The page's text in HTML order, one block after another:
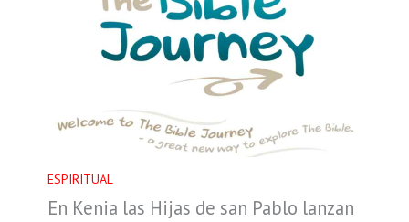
ESPIRITUAL
En Kenia las Hijas de san Pablo lanzan